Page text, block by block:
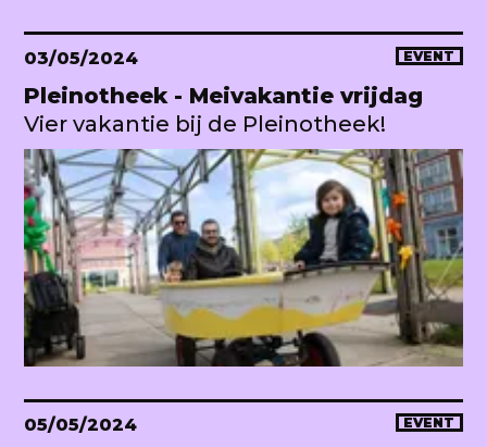
03/05/2024 EVENT
Pleinotheek - Meivakantie vrijdag
Vier vakantie bij de Pleinotheek!
05/05/2024 EVENT